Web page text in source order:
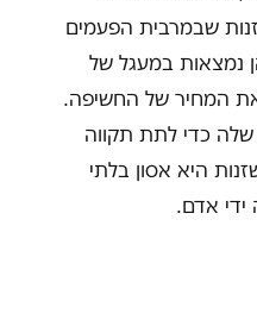
שבמרבית הפעמים
נמצאות במעגל של
המחיר של החשיפה.
כדי לתת תקווה
היא אסון בלתי
ידי אדם.